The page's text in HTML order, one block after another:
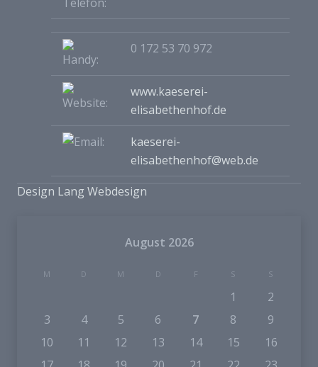
0 172 53 70 972
www.kaeserei-
elisabethenhof.de
kaeserei-
elisabethenhof@web.de
Design Lang Webdesign
August 2026
M D M D F S S
1
2
3
4 5 6 7 8
9
10
11 12 13 14 15
16